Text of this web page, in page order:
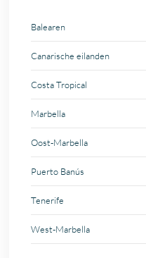
Balearen
Canarische eilanden
Costa Tropical
Marbella
Oost-Marbella
Puerto Banús
Tenerife
West-Marbella